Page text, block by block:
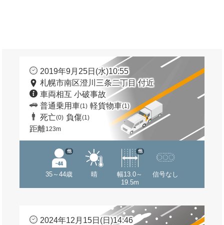
2019年9月25日(水)10:55
札幌市南区澄川三条二丁目 付近
車両相互 小破事故
普通乗用車(1) 軽貨物車(1)
死亡(0) 負傷(1)
距離123m
35～44歳
他
晴
幅13.0～
19.5m
他
信号なし
2024年12月15日(日)14:46